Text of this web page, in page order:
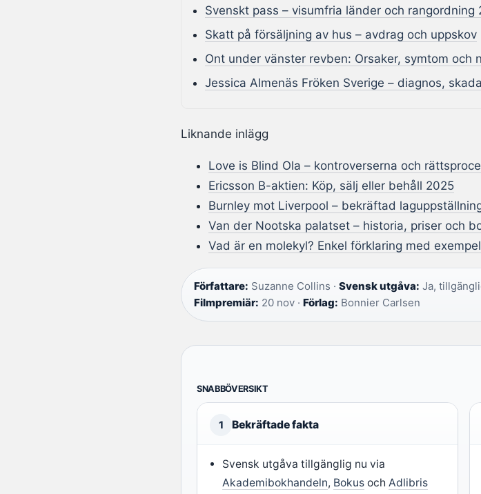
Svenskt pass – visumfria länder och rangordning
Skatt på försäljning av hus – avdrag och uppskov
Ont under vänster revben: Orsaker, symtom och
Jessica Almenäs Fröken Sverige – diagnos,
Liknande inlägg
Love is Blind Ola – kontroverserna och
Ericsson B-aktien: Köp, sälj eller behåll 2025
Burnley mot Liverpool – bekräftad
Van der Nootska palatset – historia, priser och
Vad är en molekyl? Enkel förklaring med exempel
Författare: Suzanne Collins · Svensk utgåva: Ja,
Filmpremiär: 20 nov · Förlag: Bonnier Carlsen
SNABBÖVERSIKT
1 Bekräftade fakta
Svensk utgåva tillgänglig nu via
Akademibokhandeln, Bokus ochAdlibris